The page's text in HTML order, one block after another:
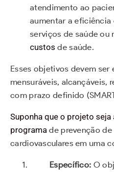
atendimento ao
aumentar a eficiência
serviços de saúde ou
custos de saúde.
Esses objetivos devem ser
mensuráveis, alcançáveis,
com prazo definido
Suponha que o projeto seja
programa de prevenção
cardiovasculares em uma
Específico: O